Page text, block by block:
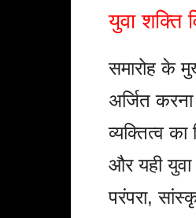
युवा शक्ति
समारोह के
अर्जित
व्यक्तित्व
और यही
परंपरा,